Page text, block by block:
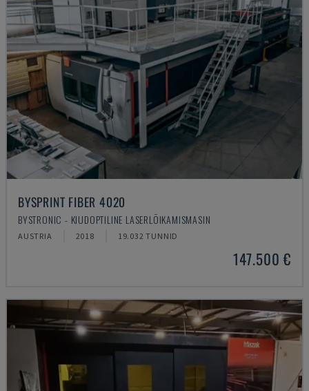
BYSPRINT FIBER 4020
BYSTRONIC - KIUDOPTILINE LASERLÕIKAMISMASIN
AUSTRIA 2018 19.032 TUNNID
147.500 €